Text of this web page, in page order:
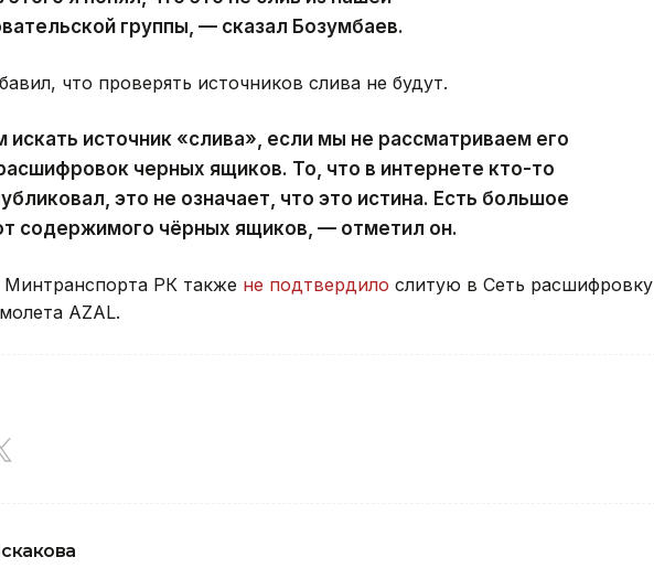
группы, — сказал Бозумбаев.
что проверять источников слива не будут.
источник «слива», если мы не рассматриваем его
черных ящиков. То, что в интернете кто-то
это не означает, что это истина. Есть большое
содержимого чёрных ящиков, — отметил он.
РК также не подтвердило слитую в Сеть расшифровку
AZAL.